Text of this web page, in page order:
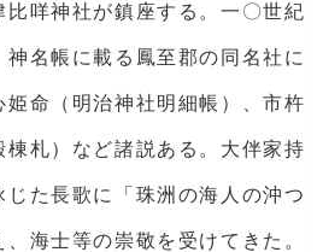
咩神社が鎮座する。一〇世紀
名帳に載る鳳至郡の同名社に
姫命（明治神社明細帳）、市杵
札）など諸説ある。大伴家持
た長歌に「珠洲の海人の沖つ
海士等の崇敬を受けてきた。